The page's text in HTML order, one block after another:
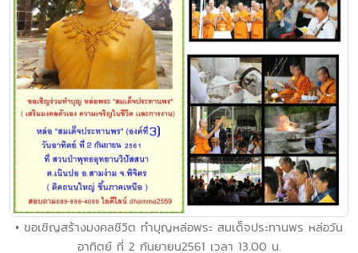
• ขอเชิญสร้างมงคลชีวิต ทำบุญหล่อพระ สมเด็จประทานพร หล่อวัน
อาทิตย์ ที่ 2 กันยายน2561 เวลา 13.00 น.